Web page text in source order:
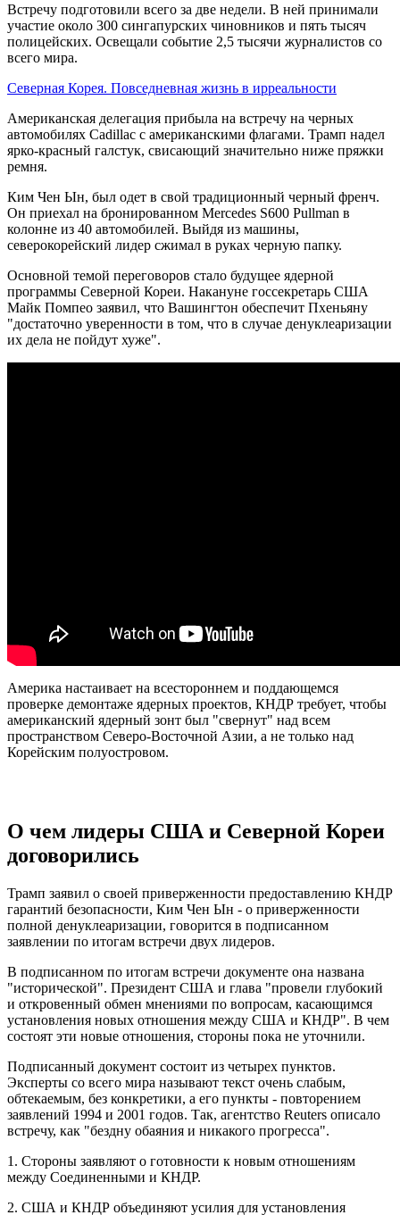
Встречу подготовили всего за две недели. В ней принимали
участие около 300 сингапурских чиновников и пять тысяч
полицейских. Освещали событие 2,5 тысячи журналистов со
всего мира.
Северная Корея. Повседневная жизнь в ирреальности
Американская делегация прибыла на встречу на черных
автомобилях Cadillac с американскими флагами. Трамп надел
ярко-красный галстук, свисающий значительно ниже пряжки
ремня.
Ким Чен Ын, был одет в свой традиционный черный френч.
Он приехал на бронированном Mercedes S600 Pullman в
колонне из 40 автомобилей. Выйдя из машины,
северокорейский лидер сжимал в руках черную папку.
Основной темой переговоров стало будущее ядерной
программы Северной Кореи. Накануне госсекретарь США
Майк Помпео заявил, что Вашингтон обеспечит Пхеньяну
"достаточно уверенности в том, что в случае денуклеаризации
их дела не пойдут хуже".
Америка настаивает на всестороннем и поддающемся
проверке демонтаже ядерных проектов, КНДР требует, чтобы
американский ядерный зонт был "свернут" над всем
пространством Северо-Восточной Азии, а не только над
Корейским полуостровом.
О чем лидеры США и Северной Кореи
договорились
Трамп заявил о своей приверженности предоставлению КНДР
гарантий безопасности, Ким Чен Ын - о приверженности
полной денуклеаризации, говорится в подписанном
заявлении по итогам встречи двух лидеров.
В подписанном по итогам встречи документе она названа
"исторической". Президент США и глава "провели глубокий
и откровенный обмен мнениями по вопросам, касающимся
установления новых отношения между США и КНДР". В чем
состоят эти новые отношения, стороны пока не уточнили.
Подписанный документ состоит из четырех пунктов.
Эксперты со всего мира называют текст очень слабым,
обтекаемым, без конкретики, а его пункты - повторением
заявлений 1994 и 2001 годов. Так, агентство Reuters описало
встречу, как "бездну обаяния и никакого прогресса".
1. Стороны заявляют о готовности к новым отношениям
между Соединенными и КНДР.
2. США и КНДР объединяют усилия для установления